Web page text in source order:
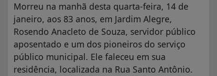
Morreu na manhã desta quarta-feira, 14 de
janeiro, aos 83 anos, em Jardim Alegre,
Rosendo Anacleto de Souza, servidor público
aposentado e um dos pioneiros do serviço
público municipal. Ele faleceu em sua
residência, localizada na Rua Santo Antônio.